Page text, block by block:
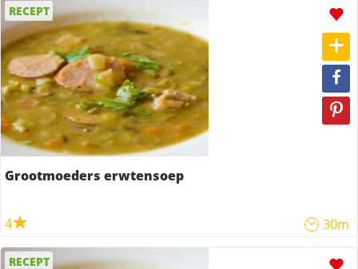
RECEPT
Grootmoeders erwtensoep
4 30m
RECEPT